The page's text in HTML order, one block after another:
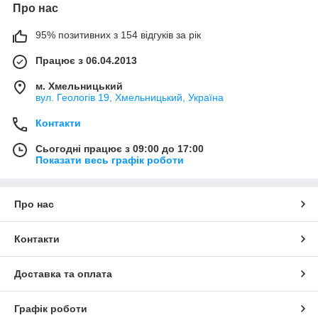
Про нас
95% позитивних з 154 відгуків за рік
Працює з 06.04.2013
м. Хмельницький
вул. Геологів 19, Хмельницький, Україна
Контакти
Сьогодні працює з 09:00 до 17:00
Показати весь графік роботи
Про нас
Контакти
Доставка та оплата
Графік роботи